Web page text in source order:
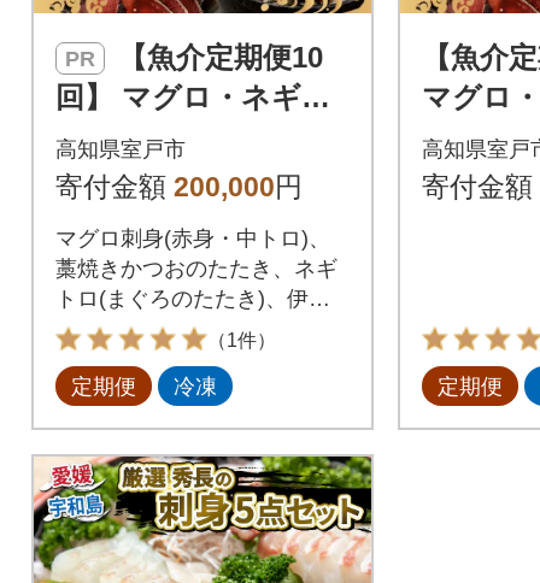
PR
回】 マグロ・ネギト
ロ・かつおのたた
き・魚介類加工品など
訳あり
高知県室戸市
寄付金額 200,000円
マグロ刺身(赤身・中トロ)、
藁焼きかつおのたたき、ネギ
トロ(まぐろのたたき)、伊勢
海老、金目鯛など高知県室戸
市の人気の海鮮を10回定期便
でお届け!マグロ丼やネギトロ
ホタテ、カニ、ウニと一緒に
海鮮丼などでお楽しみいただ
けます。小分けにしており、
お手軽におかずにできるのも
嬉しいポイント。200000円
（1件）
定期便 冷凍
【魚介
マグロ
かつお
介類加
高知県室戸
寄付金額
定期便